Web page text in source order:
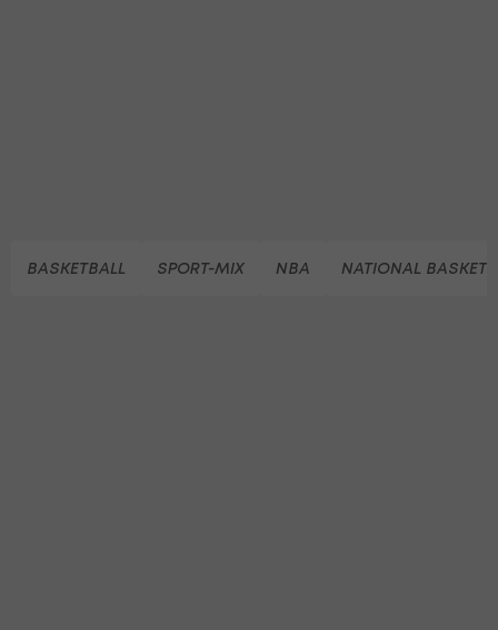
BASKETBALL SPORT-MIX NBA NATIONAL